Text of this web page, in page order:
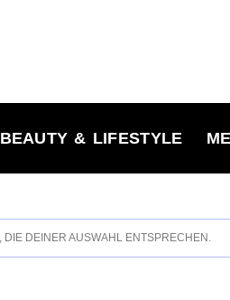
BEAUTY & LIFESTYLE
DEINER AUSWAHL ENTSPRECHEN.